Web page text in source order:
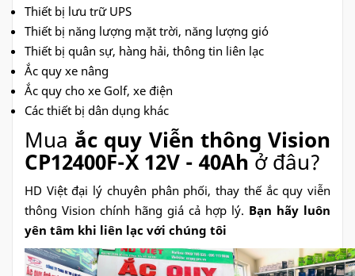
Thiết bị lưu trữ UPS
Thiết bị năng lượng mặt trời, năng lượng gió
Thiết bị quân sự, hàng hải, thông tin liên lạc
Ắc quy xe nâng
Ắc quy cho xe Golf, xe điện
Các thiết bị dân dụng khác
Mua ắc quy Viễn thông Vision
CP12400F-X 12V - 40Ahở đâu?
HD Việt đại lý chuyên phân phối, thay thế ắc quy viễn
thông Vision chính hãng giá cả hợp lý. Bạn hãy luôn
yên tâm khi liên lạc với chúng tôi